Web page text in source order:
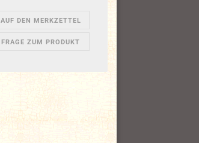
AUF DEN MERKZETTEL
FRAGE ZUM PRODUKT